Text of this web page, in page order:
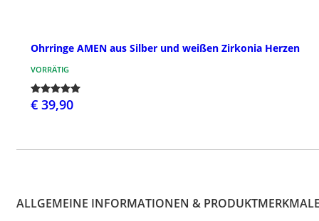
Ohrringe AMEN aus Silber und weißen Zirkonia Herzen
VORRÄTIG
€ 39,90
ALLGEMEINE INFORMATIONEN &